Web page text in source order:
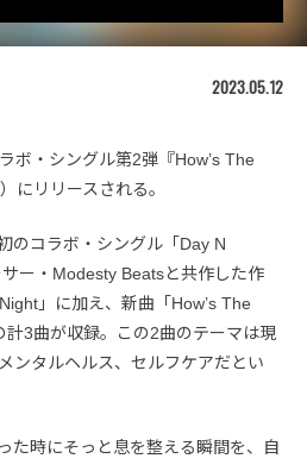
2023.05.12
ボ・シングル第2弾『How’s The
にリリースされる。
のコラボ・シングル「Day N
ー・Modesty Beatsと共作した作
」に加え、新曲「How’s The
3曲が収録。この2曲のテーマは現
ンタルヘルス、セルフケアだとい
た時にそっと息を整える瞬間を、自